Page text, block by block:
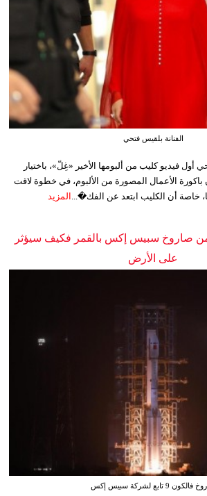
الفنانة بلقيس فتحي
أول فيديو كليب من ألبومها الأخير «غِلّ»، باختيار
باكورة الأعمال المصورة من الألبوم، في خطوة لاقت
خاصة أن الكليب ابتعد عن الفك�... المزيد
صاروخ سبيس إكس بالقمر فكيف سيؤثر
على الأرض
9 تابع لشركة سبيس إكس